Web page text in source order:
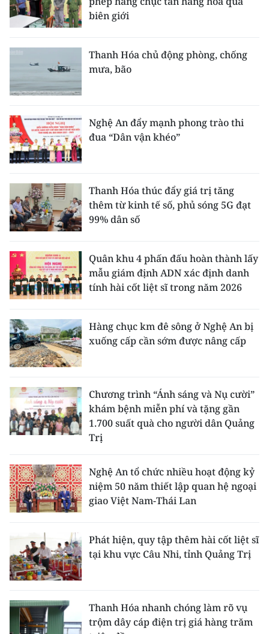
biên giới
Thanh Hóa chủ động phòng, chống
mưa, bão
Nghệ An đẩy mạnh phong trào thi
đua “Dân vận khéo”
Thanh Hóa thúc đẩy giá trị tăng
thêm từ kinh tế số, phủ sóng 5G đạt
99% dân số
Quân khu 4 phấn đấu hoàn thành lấy
mẫu giám định ADN xác định danh
tính hài cốt liệt sĩ trong năm 2026
Hàng chục km đê sông ở Nghệ An bị
xuống cấp cần sớm được nâng cấp
Chương trình “Ánh sáng và Nụ cười”
khám bệnh miễn phí và tặng gần
1.700 suất quà cho người dân Quảng
Trị
Nghệ An tổ chức nhiều hoạt động kỷ
niệm 50 năm thiết lập quan hệ ngoại
giao Việt Nam-Thái Lan
Phát hiện, quy tập thêm hài cốt liệt sĩ
tại khu vực Câu Nhi, tỉnh Quảng Trị
Thanh Hóa nhanh chóng làm rõ vụ
trộm dây cáp điện trị giá hàng trăm